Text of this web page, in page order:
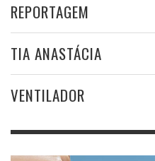
REPORTAGEM
TIA ANASTÁCIA
VENTILADOR